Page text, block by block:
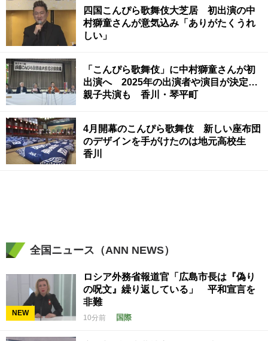
四国こんぴら歌舞伎大芝居 初出演の中
村獅童さんが意気込み「ありがたくうれ
しい」
「こんぴら歌舞伎」に中村獅童さんが初
出演へ 2025年の出演者や演目が決定…
親子共演も 香川・琴平町
4月開幕のこんぴら歌舞伎 新しい座布団
のデザインを手がけたのは地元高校生
香川
全国ニュース（ANN NEWS）
NEW
ロシア外務省報道官「広島市長は『偽り
の呪文』繰り返している」 平和宣言を
非難
10分前 国際